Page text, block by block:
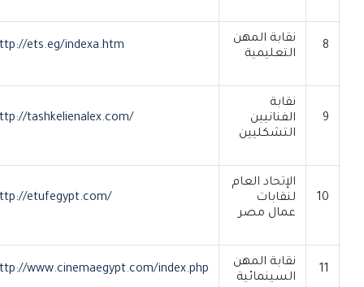
نقابة المهن
التعليمية
http://ets.eg/indexa.htm
نقابة
الفنانيين
التشكليين
http://tashkelienalex.com/
الإتحاد العام
لنقابات
عمال مصر
http://etufegypt.com/
نقابة المهن
السينمائية
http://www.cinemaegypt.com/index.php